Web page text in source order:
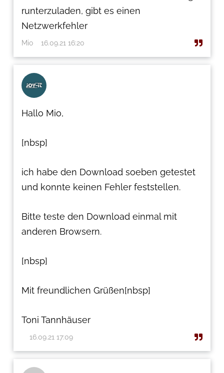
runterzuladen, gibt es einen
Netzwerkfehler
Mio 16.09.21 16:20
Hallo Mio,
[nbsp]
ich habe den Download soeben getestet
und konnte keinen Fehler feststellen.
Bitte teste den Download einmal mit
anderen Browsern.
[nbsp]
Mit freundlichen Grüßen[nbsp]
Toni Tannhäuser
16.09.21 17:09